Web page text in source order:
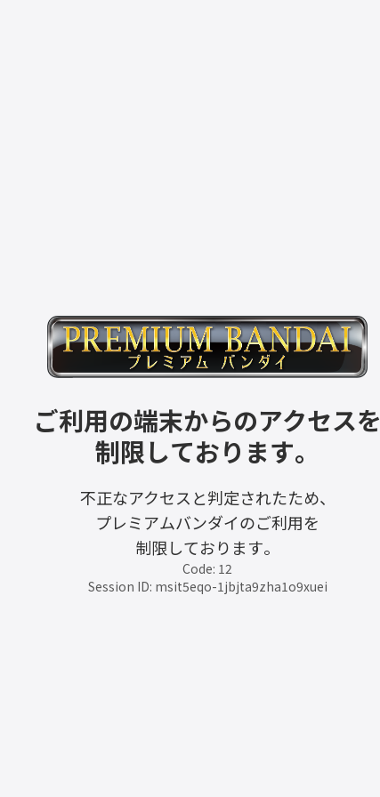
ご利用の端末からのアクセスを
制限しております。
不正なアクセスと判定されたため、
プレミアムバンダイのご利用を
制限しております。
Code: 12
Session ID: msit5eqo-1jbjta9zha1o9xuei